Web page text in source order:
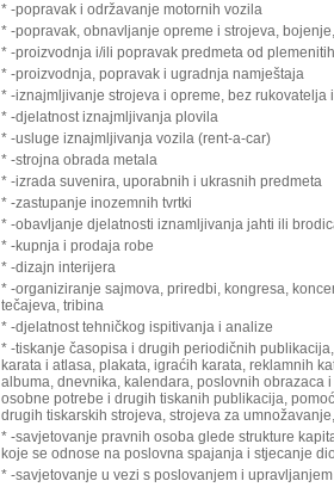
* -popravak i održavanje motornih vozila
* -popravak, obnavljanje opreme i strojeva,
* -proizvodnja i/ili popravak predmeta od
* -proizvodnja, popravak i ugradnja namještaja
* -iznajmljivanje strojeva i opreme, bez
* -djelatnost iznajmljivanja plovila
* -usluge iznajmljivanja vozila (rent-a-car)
* -strojna obrada metala
* -izrada suvenira, uporabnih i ukrasnih predmeta
* -zastupanje inozemnih tvrtki
* -obavljanje djelatnosti iznamljivanja jahti ili
* -kupnja i prodaja robe
* -dizajn interijera
* -organiziranje sajmova, priredbi, kongresa,
tečajeva, tribina
* -djelatnost tehničkog ispitivanja i analize
* -tiskanje časopisa i drugih periodičnih
karata i atlasa, plakata, igraćih karata, reklamnih
albuma, dnevnika, kalendara, poslovnih
osobne potrebe i drugih tiskanih publikacija,
drugih tiskarskih strojeva, strojeva za
* -savjetovanje pravnih osoba glede strukture
koje se odnose na poslovna spajanja i stjecanje
* -savjetovanje u vezi s poslovanjem i upravljanjem